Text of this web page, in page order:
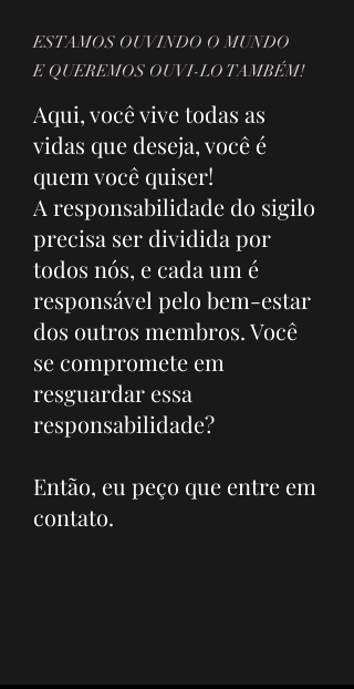
ESTAMOS OUVINDO O MUNDO
E QUEREMOS OUVI-LO TAMBÉM!
Aqui, você vive todas as
vidas que deseja, você é
quem você quiser!
A responsabilidade do sigilo
precisa ser dividida por
todos nós, e cada um é
responsável pelo bem-estar
dos outros membros. Você
se compromete em
resguardar essa
responsabilidade?
Então, eu peço que entre em
contato.